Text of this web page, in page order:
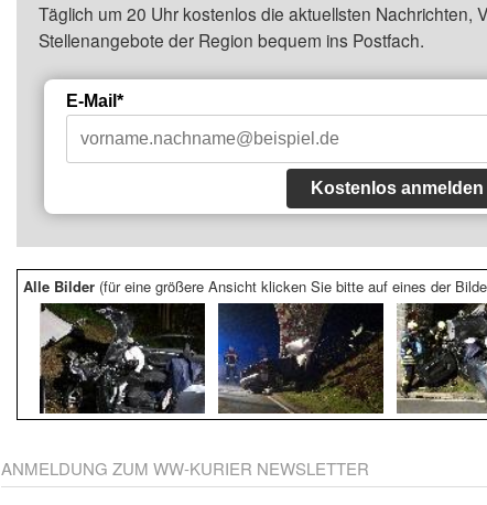
Täglich um 20 Uhr kostenlos die aktuellsten Nachrichten,
Stellenangebote der Region bequem ins Postfach.
E-Mail*
Kostenlos anmelden
Alle Bilder (für eine größere Ansicht klicken Sie bitte auf eines der
ANMELDUNG ZUM WW-KURIER NEWSLETTER